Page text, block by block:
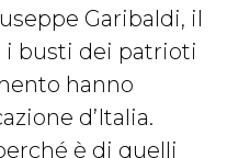
Garibaldi, il
i busti dei patrioti
hanno
d’Italia.
è di quelli